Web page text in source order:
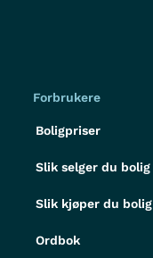
Forbrukere
Boligpriser
Slik selger du bolig
Slik kjøper du bolig
Ordbok